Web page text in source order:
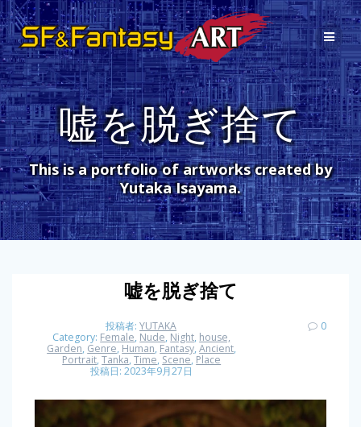
コ
ン
テ
ン
ツ
へ
ス
キ
ッ
プ
嘘を脱ぎ捨て
This is a portfolio of artworks created by
Yutaka Isayama.
嘘を脱ぎ捨て
投稿者: YUTAKA
Category: Female, Nude, Night, house,
Garden, Genre, Human, Fantasy,Ancient,
Portrait,Tanka,Time, Scene, Place
投稿日: 2023年9月27日
0